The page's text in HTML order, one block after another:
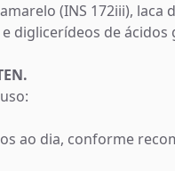
(INS 172iii),
diglicerídeos de ácidos
ao dia, conforme